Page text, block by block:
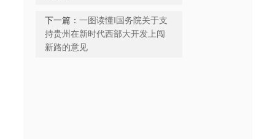
下一篇： 一图读懂‖国务院关于支
持贵州在新时代西部大开发上闯
新路的意见